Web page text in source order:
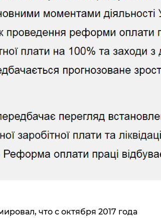
что с октября 2017 года